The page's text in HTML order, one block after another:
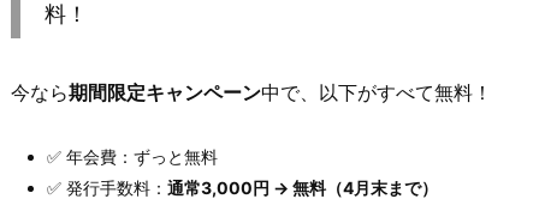
料！
今なら期間限定キャンペーン中で、以下がすべて無料！
✅ 年会費：ずっと無料
✅ 発行手数料： 通常3,000円 → 無料（4月末まで）